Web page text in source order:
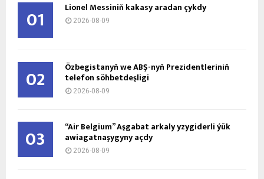
01 Lionel Messiniň kakasy aradan çykdy
2026-08-09
02 Özbegistanyň we ABŞ-nyň Prezidentleriniň
telefon söhbetdeşligi
2026-08-09
03 “Air Belgium” Aşgabat arkaly yzygiderli ýük
awiagatnaşygyny açdy
2026-08-09